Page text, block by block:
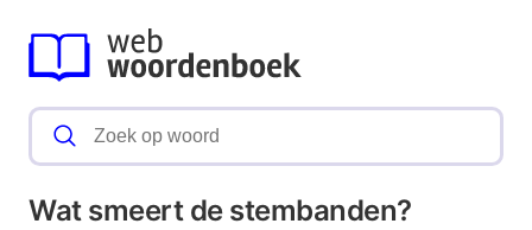
Wat smeert de stembanden?